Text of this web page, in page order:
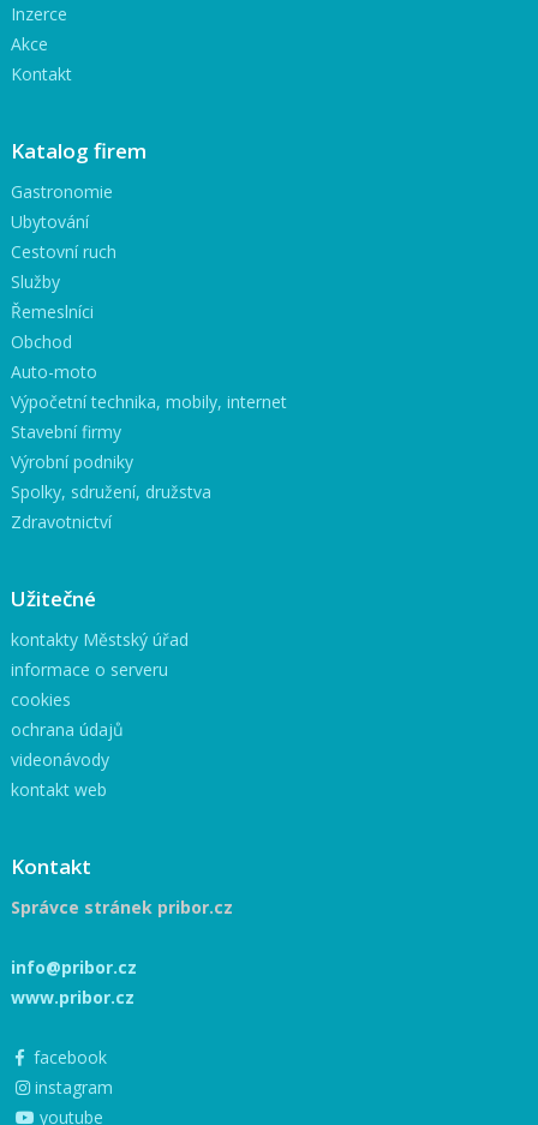
Inzerce
Akce
Kontakt
Katalog firem
Gastronomie
Ubytování
Cestovní ruch
Služby
Řemeslníci
Obchod
Auto-moto
Výpočetní technika, mobily, internet
Stavební firmy
Výrobní podniky
Spolky, sdružení, družstva
Zdravotnictví
Užitečné
kontakty Městský úřad
informace o serveru
cookies
ochrana údajů
videonávody
kontakt web
Kontakt
Správce stránek pribor.cz
info@pribor.cz
www.pribor.cz
facebook
instagram
youtube